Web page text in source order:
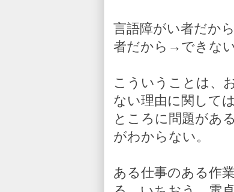
言語障がい者だか
者だから→できない
こういうことは、
ない理由に関して
ところに問題があ
がわからない。
ある仕事のある作